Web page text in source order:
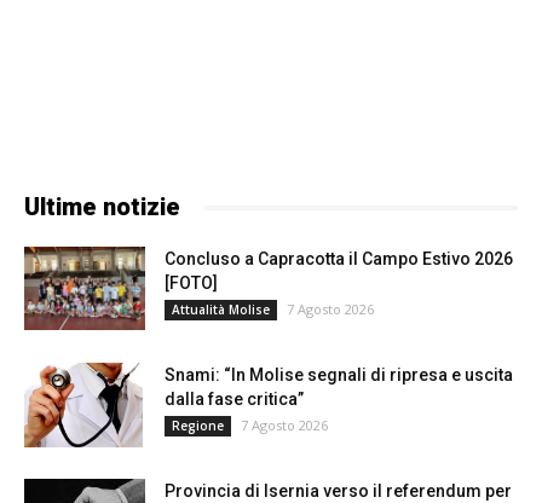
Ultime notizie
Concluso a Capracotta il Campo Estivo 2026
[FOTO]
Attualità Molise 7 Agosto 2026
Snami: “In Molise segnali di ripresa e uscita
dalla fase critica”
Regione 7 Agosto 2026
Provincia di Isernia verso il referendum per